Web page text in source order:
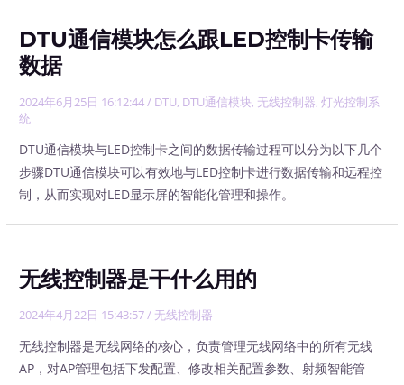
DTU通信模块怎么跟LED控制卡传输
数据
2024年6月25日 16:12:44/ DTU, DTU通信模块, 无线控制器,灯光控制系
统
DTU通信模块与LED控制卡之间的数据传输过程可以分为以下几个
步骤DTU通信模块可以有效地与LED控制卡进行数据传输和远程控
制，从而实现对LED显示屏的智能化管理和操作。
无线控制器是干什么用的
2024年4月22日 15:43:57/ 无线控制器
无线控制器是无线网络的核心，负责管理无线网络中的所有无线
AP，对AP管理包括下发配置、修改相关配置参数、射频智能管